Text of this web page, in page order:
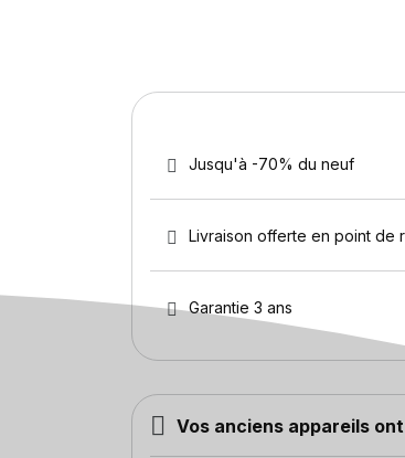
Jusqu'à -70% du neuf
Livraison offerte en point de
Garantie 3 ans
Vos anciens appareils